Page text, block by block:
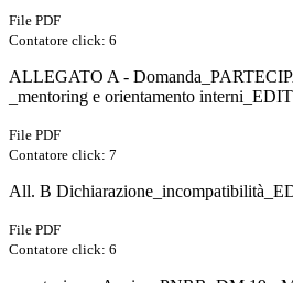
File PDF
Contatore click: 6
ALLEGATO A -
_mentoring e orientamento
File PDF
Contatore click: 7
All. B
File PDF
Contatore click: 6